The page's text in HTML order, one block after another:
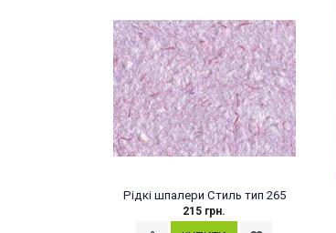
Рідкі шпалери Стиль тип 265
215 грн.